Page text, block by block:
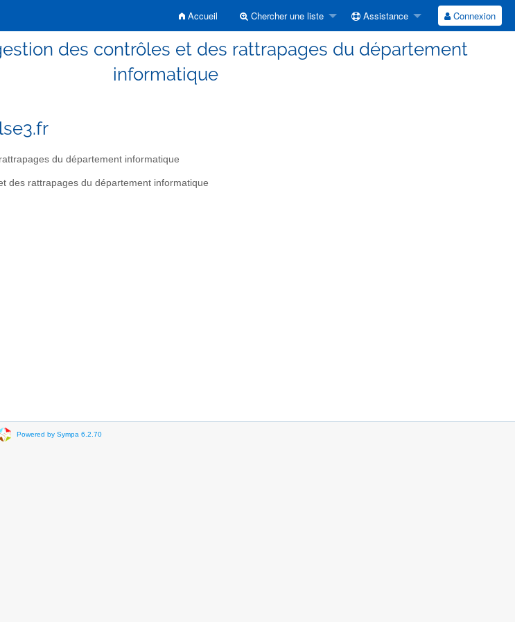
Accueil Chercher une liste Assistance Connexion
des contrôles et des rattrapages du département
informatique
du département informatique
des rattrapages du département informatique
Powered by Sympa 6.2.70